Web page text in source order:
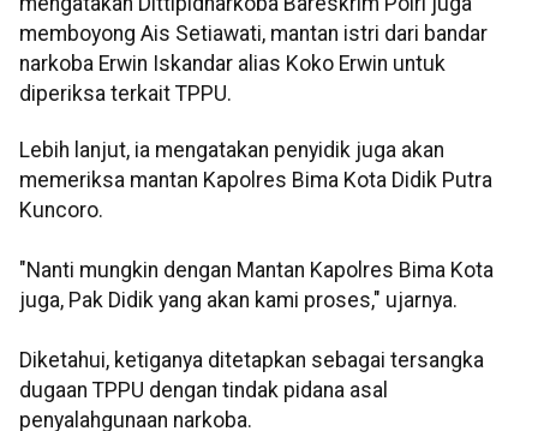
memboyong Ais Setiawati, mantan istri dari bandar
narkoba Erwin Iskandar alias Koko Erwin untuk
diperiksa terkait TPPU.
Lebih lanjut, ia mengatakan penyidik juga akan
memeriksa mantan Kapolres Bima Kota Didik Putra
Kuncoro.
"Nanti mungkin dengan Mantan Kapolres Bima Kota
juga, Pak Didik yang akan kami proses," ujarnya.
Diketahui, ketiganya ditetapkan sebagai tersangka
dugaan TPPU dengan tindak pidana asal
penyalahgunaan narkoba.